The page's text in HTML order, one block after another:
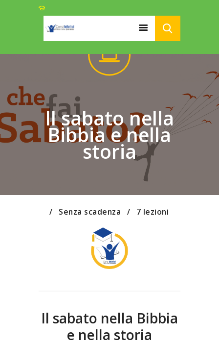
Il sabato nella
Bibbia e nella
storia
CORSI
PODCAST
LINK UTILI
ISCRIZIONI
DONAZIONI
Senza scadenza 7 lezioni
Il sabato nella Bibbia
e nella storia